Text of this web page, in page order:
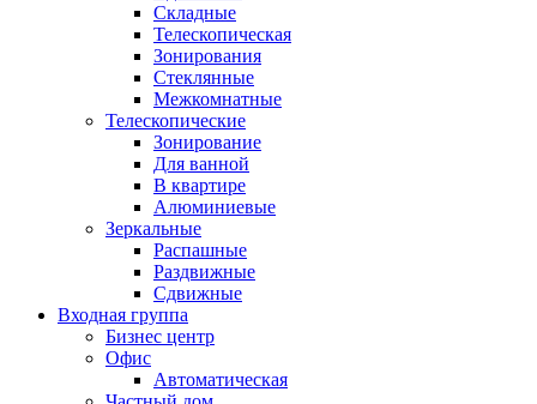
Складные
Телескопическая
Зонирования
Стеклянные
Межкомнатные
Телескопические
Зонирование
Для ванной
В квартире
Алюминиевые
Зеркальные
Распашные
Раздвижные
Сдвижные
Входная группа
Бизнес центр
Офис
Автоматическая